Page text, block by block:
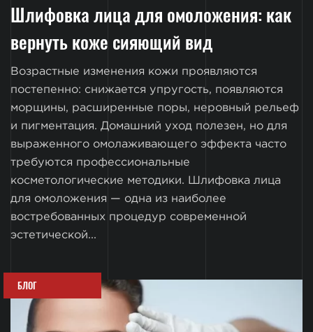
Шлифовка лица для омоложения: как
вернуть коже сияющий вид
Возрастные изменения кожи проявляются
постепенно: снижается упругость, появляются
морщины, расширенные поры, неровный рельеф
и пигментация. Домашний уход полезен, но для
выраженного омолаживающего эффекта часто
требуются профессиональные
косметологические методики. Шлифовка лица
для омоложения — одна из наиболее
востребованных процедур современной
эстетической...
БЛОГ